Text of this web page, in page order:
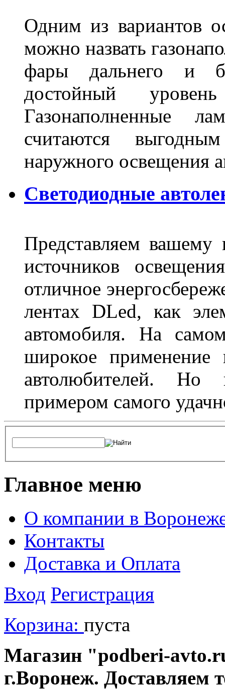
Одним из вариантов
можно назвать
фары дальнего и
достойный
Газонаполненные
считаются
наружного освещения
Светодиодные
Представляем
источников
отличное
лентах DLed, как
автомобиля. На
широкое
автолюбителей. Но
примером самого
Главное меню
О компании в
Контакты
Доставка и Оплата
Вход Регистрация
Корзина: пуста
Магазин "podberi-
г.Воронеж. Доставляем